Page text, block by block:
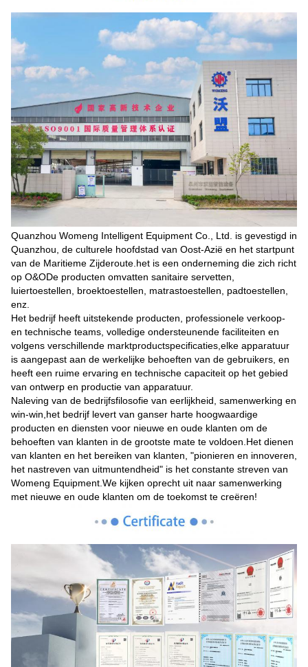
Quanzhou Womeng Intelligent Equipment Co., Ltd. is gevestigd in
Quanzhou, de culturele hoofdstad van Oost-Azië en het startpunt
van de Maritieme Zijderoute.het is een onderneming die zich richt
op O&ODe producten omvatten sanitaire servetten,
luiertoestellen, broektoestellen, matrastoestellen, padtoestellen,
enz.
Het bedrijf heeft uitstekende producten, professionele verkoop-
en technische teams, volledige ondersteunende faciliteiten en
volgens verschillende marktproductspecificaties,elke apparatuur
is aangepast aan de werkelijke behoeften van de gebruikers, en
heeft een ruime ervaring en technische capaciteit op het gebied
van ontwerp en productie van apparatuur.
Naleving van de bedrijfsfilosofie van eerlijkheid, samenwerking en
win-win,het bedrijf levert van ganser harte hoogwaardige
producten en diensten voor nieuwe en oude klanten om de
behoeften van klanten in de grootste mate te voldoen.Het dienen
van klanten en het bereiken van klanten, "pionieren en innoveren,
het nastreven van uitmuntendheid" is het constante streven van
Womeng Equipment.We kijken oprecht uit naar samenwerking
met nieuwe en oude klanten om de toekomst te creëren!